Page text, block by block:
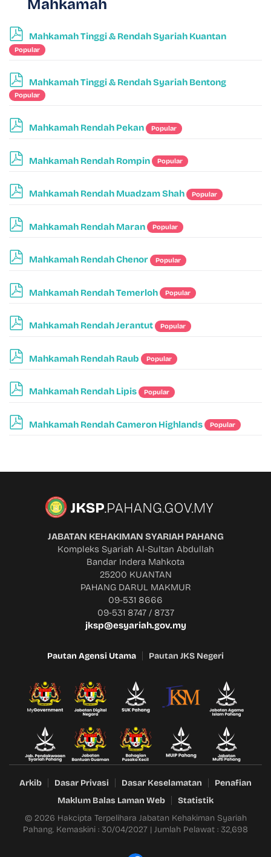
Mahkamah
p
d
f
Mahkamah Tinggi & Rendah Syariah Kuantan
Popular
p
d
f
Mahkamah Tinggi & Rendah Syariah Bentong
Popular
pMahkamah Rendah Pekan Popular
pMahkamah Rendah Rompin Popular
pMahkamah Rendah Muadzam Shah Popular
pMahkamah Rendah Maran Popular
pMahkamah Rendah Chenor Popular
pMahkamah Rendah Temerloh Popular
pMahkamah Rendah Jerantut Popular
pMahkamah Rendah Raub Popular
pMahkamah Rendah Lipis Popular
pMahkamah Rendah Cameron Highlands Popular
JABATAN KEHAKIMAN SYARIAH PAHANG
Kompleks Syariah Al-Sultan Abdullah
Bandar Indera Mahkota
25200 KUANTAN
PAHANG DARUL MAKMUR
09-531 8666
09-531 8747 / 8737
jksp@esyariah.gov.my
Pautan Agensi Utama Pautan JKS Negeri
Arkib Dasar Privasi Dasar Keselamatan
Penafian
Maklum Balas Laman Web
Statistik
© 2026 Hakcipta Terpelihara Jabatan Kehakiman Syariah
Pahang. Kemaskini : 30/04/2027 | Jumlah Pelawat : 32,698